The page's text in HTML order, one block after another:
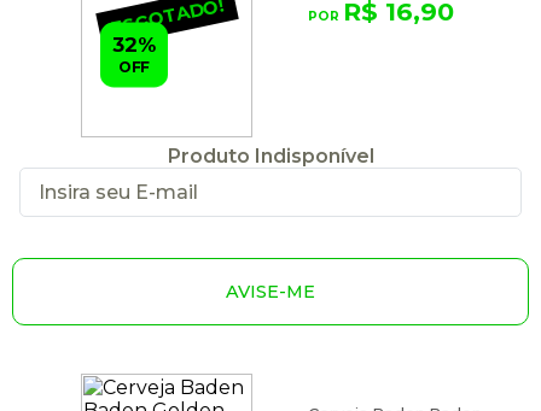
ESGOTADO! R$ 16,90
32%
OFF
Produto Indisponível
AVISE-ME